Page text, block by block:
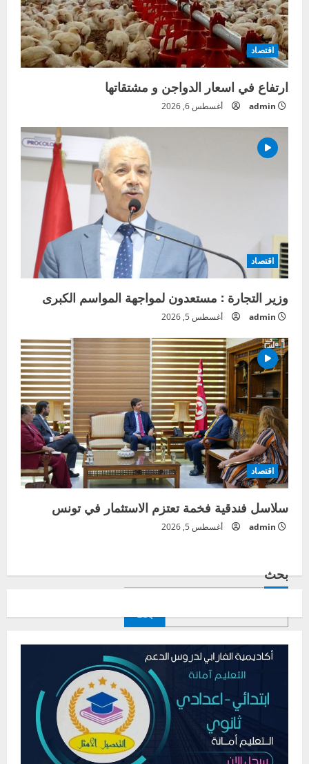
اقتصاد
ارتفاع في اسعار الدواجن و مشتقاتها
admin أغسطس 6, 2026
اقتصاد
وزير التجارة : مستعدون لمواجهة المواسم الكبرى
admin أغسطس 5, 2026
اقتصاد
سلاسل فندقية فخمة تعتزم الاستثمار في تونس
admin أغسطس 5, 2026
بحث
بحث